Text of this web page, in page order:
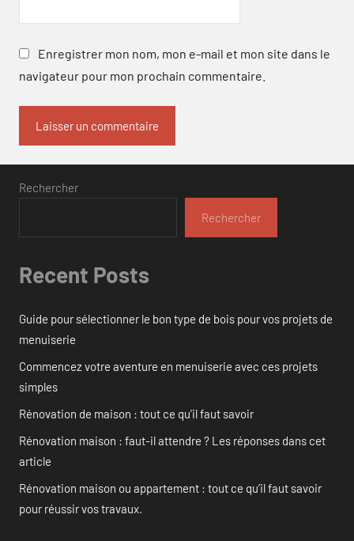
Enregistrer mon nom, mon e-mail et mon site dans le
navigateur pour mon prochain commentaire.
Rechercher
Rechercher
Recent Posts
Guide pour sélectionner le bon type de bois pour vos projets de
menuiserie
Commencez votre aventure en menuiserie avec ces projets
simples
Rénovation de maison : tout ce qu’il faut savoir
Rénovation maison : faut-il attendre ? Les réponses dans cet
article
Rénovation maison ou appartement : tout ce qu’il faut savoir
pour réussir vos travaux.